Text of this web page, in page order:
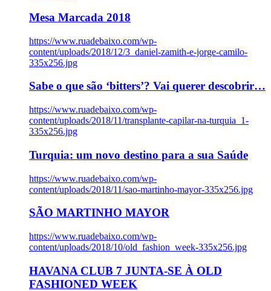
Mesa Marcada 2018
https://www.ruadebaixo.com/wp-
content/uploads/2018/12/3_daniel-zamith-e-jorge-camilo-
335x256.jpg
Sabe o que são ‘bitters’? Vai querer descobrir…
https://www.ruadebaixo.com/wp-
content/uploads/2018/11/transplante-capilar-na-turquia_1-
335x256.jpg
Turquia: um novo destino para a sua Saúde
https://www.ruadebaixo.com/wp-
content/uploads/2018/11/sao-martinho-mayor-335x256.jpg
SÃO MARTINHO MAYOR
https://www.ruadebaixo.com/wp-
content/uploads/2018/10/old_fashion_week-335x256.jpg
HAVANA CLUB 7 JUNTA-SE À OLD
FASHIONED WEEK